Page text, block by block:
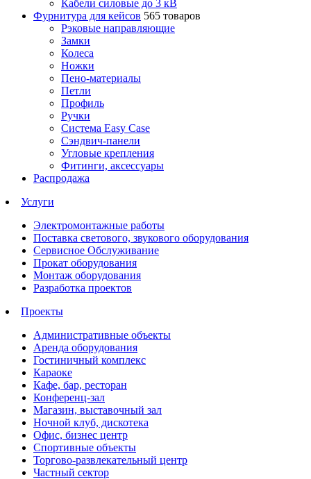
Кабели силовые до 3 кВ
Фурнитура для кейсов 565 товаров
Рэковые направляющие
Замки
Колеса
Ножки
Пено-материалы
Петли
Профиль
Ручки
Система Easy Case
Сэндвич-панели
Угловые крепления
Фитинги, аксессуары
Распродажа
Услуги
Электромонтажные работы
Поставка светового, звукового оборудования
Сервисное Обслуживание
Прокат оборудования
Монтаж оборудования
Разработка проектов
Проекты
Административные объекты
Аренда оборудования
Гостиничный комплекс
Караоке
Кафе, бар, ресторан
Конференц-зал
Магазин, выставочный зал
Ночной клуб, дискотека
Офис, бизнес центр
Спортивные объекты
Торгово-развлекательный центр
Частный сектор